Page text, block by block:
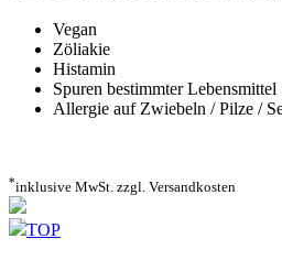
Vegan
Zöliakie
Histamin
Spuren bestimmter Lebensmittel
Allergie auf Zwiebeln / Pilze /
*inklusive MwSt. zzgl. Versandkosten
TOP